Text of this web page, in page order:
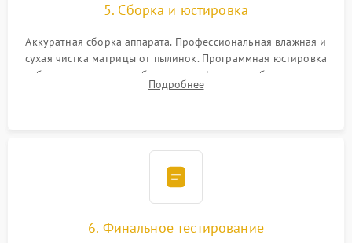
5. Сборка и юстировка
Аккуратная сборка аппарата. Профессиональная влажная и
сухая чистка матрицы от пылинок. Программная юстировка
рабочего отрезка, калибровка автофокуса, стабилизатора и
экспозамера с помощью сервисного ПО.
Подробнее
6. Финальное тестирование